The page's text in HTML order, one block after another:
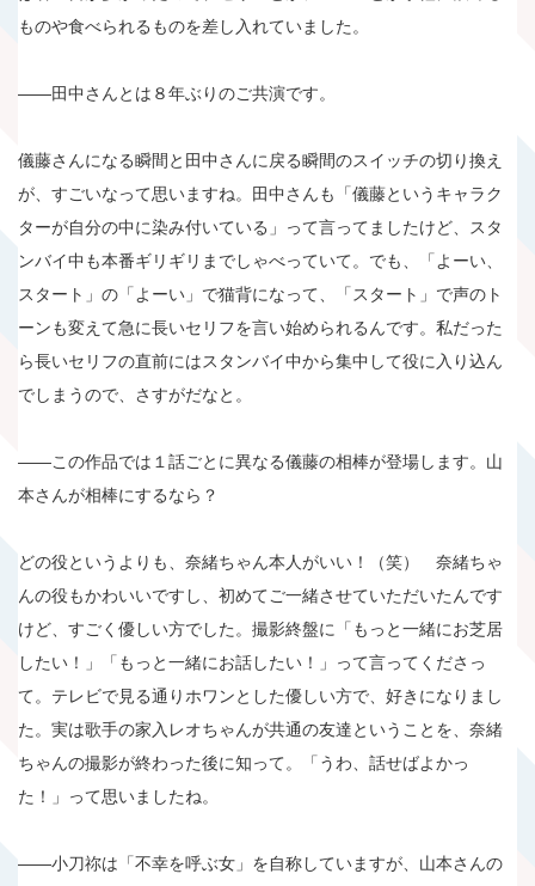
ものや食べられるものを差し入れていました。
――田中さんとは８年ぶりのご共演です。
儀藤さんになる瞬間と田中さんに戻る瞬間のスイッチの切り換え
が、すごいなって思いますね。田中さんも「儀藤というキャラク
ターが自分の中に染み付いている」って言ってましたけど、スタ
ンバイ中も本番ギリギリまでしゃべっていて。でも、「よーい、
スタート」の「よーい」で猫背になって、「スタート」で声のト
ーンも変えて急に長いセリフを言い始められるんです。私だった
ら長いセリフの直前にはスタンバイ中から集中して役に入り込ん
でしまうので、さすがだなと。
――この作品では１話ごとに異なる儀藤の相棒が登場します。山
本さんが相棒にするなら？
どの役というよりも、奈緒ちゃん本人がいい！（笑） 奈緒ちゃ
んの役もかわいいですし、初めてご一緒させていただいたんです
けど、すごく優しい方でした。撮影終盤に「もっと一緒にお芝居
したい！」「もっと一緒にお話したい！」って言ってくださっ
て。テレビで見る通りホワンとした優しい方で、好きになりまし
た。実は歌手の家入レオちゃんが共通の友達ということを、奈緒
ちゃんの撮影が終わった後に知って。「うわ、話せばよかっ
た！」って思いましたね。
――小刀祢は「不幸を呼ぶ女」を自称していますが、山本さんの